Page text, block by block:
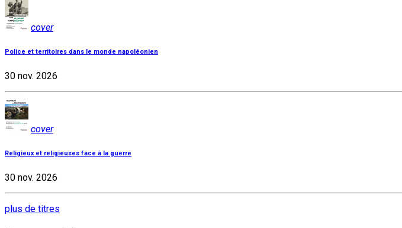
cover
Police et territoires dans le monde napoléonien
30 nov. 2026
cover
Religieux et religieuses face à la guerre
30 nov. 2026
plus de titres